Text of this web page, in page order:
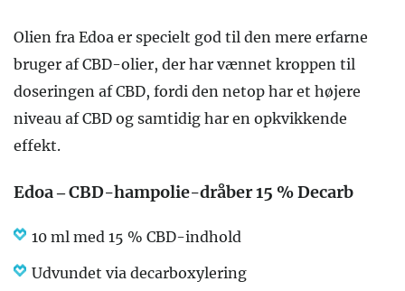
Olien fra Edoa er specielt god til den mere erfarne
bruger af CBD-olier, der har vænnet kroppen til
doseringen af CBD, fordi den netop har et højere
niveau af CBD og samtidig har en opkvikkende
effekt.
Edoa – CBD-hampolie-dråber 15 % Decarb
10 ml med 15 % CBD-indhold
Udvundet via decarboxylering